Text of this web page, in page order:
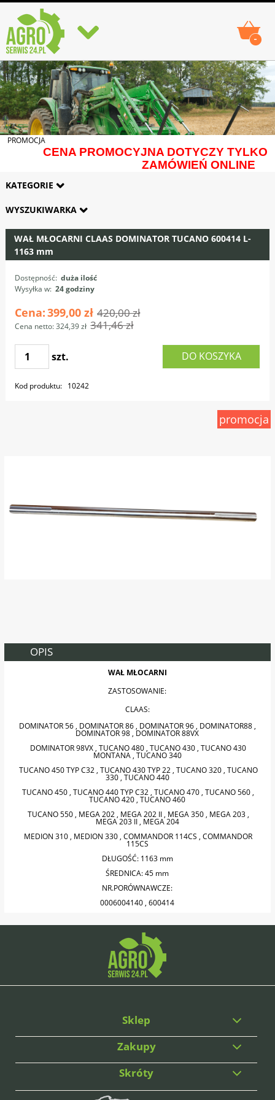
-
PROMOCJA
CENA PROMOCYJNA DOTYCZY TYLKO
ZAMÓWIEŃ ONLINE
KATEGORIE
WYSZUKIWARKA
promocja
WAŁ MŁOCARNI CLAAS DOMINATOR TUCANO 600414 L-
1163 mm
Dostępność: duża ilość
Wysyłka w: 24 godziny
Cena:399,00 zł 420,00 zł
Cena netto:324,39 zł 341,46 zł
szt. DO KOSZYKA
Kod produktu: 10242
OPIS
WAŁ MŁOCARNI
ZASTOSOWANIE:
CLAAS:
DOMINATOR 56 , DOMINATOR 86 , DOMINATOR 96 , DOMINATOR88 ,
DOMINATOR 98 , DOMINATOR 88VX
DOMINATOR 98VX , TUCANO 480 , TUCANO 430 , TUCANO 430
MONTANA , TUCANO 340
TUCANO 450 TYP C32 , TUCANO 430 TYP 22 , TUCANO 320 , TUCANO
330 , TUCANO 440
TUCANO 450 , TUCANO 440 TYP C32 , TUCANO 470 , TUCANO 560 ,
TUCANO 420 , TUCANO 460
TUCANO 550 , MEGA 202 , MEGA 202 II , MEGA 350 , MEGA 203 ,
MEGA 203 II , MEGA 204
MEDION 310 , MEDION 330 , COMMANDOR 114CS , COMMANDOR
115CS
DŁUGOŚĆ: 1163 mm
ŚREDNICA: 45 mm
NR.PORÓWNAWCZE:
0006004140 , 600414
Sklep
Zakupy
Skróty